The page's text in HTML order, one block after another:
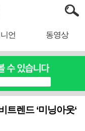
언 동영상
트렌드 ‘미닝아웃‘